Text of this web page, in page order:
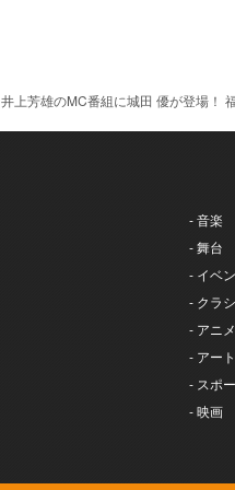
井上芳雄のMC番組に城田 優が登場！
- 音楽
- 舞台
- イベ
- クラ
- アニ
- アート
- スポ
- 映画